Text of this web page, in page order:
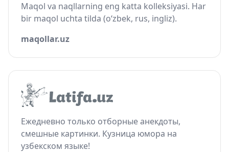
Maqol va naqllarning eng katta kolleksiyasi. Har
bir maqol uchta tilda (o‘zbek, rus, ingliz).
maqollar.uz
Ежедневно только отборные анекдоты,
смешные картинки. Кузница юмора на
узбекском языке!